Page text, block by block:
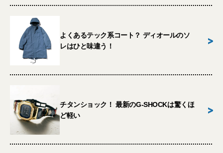
よくあるテック系コート？ ディオールのソ
レはひと味違う！
>
チタンショック！ 最新のG-SHOCKは驚くほ
ど軽い
>